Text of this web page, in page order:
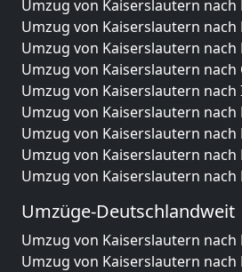
Umzug von Kaiserslautern nach
Umzug von Kaiserslautern nach
Umzug von Kaiserslautern nach
Umzug von Kaiserslautern nach
Umzug von Kaiserslautern nach
Umzug von Kaiserslautern nach
Umzug von Kaiserslautern nach
Umzug von Kaiserslautern
Umzug von Kaiserslautern
Umzüge-Deutschlandweit
Umzug von Kaiserslautern nach
Umzug von Kaiserslautern